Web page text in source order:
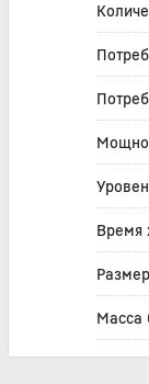
Время
Масса